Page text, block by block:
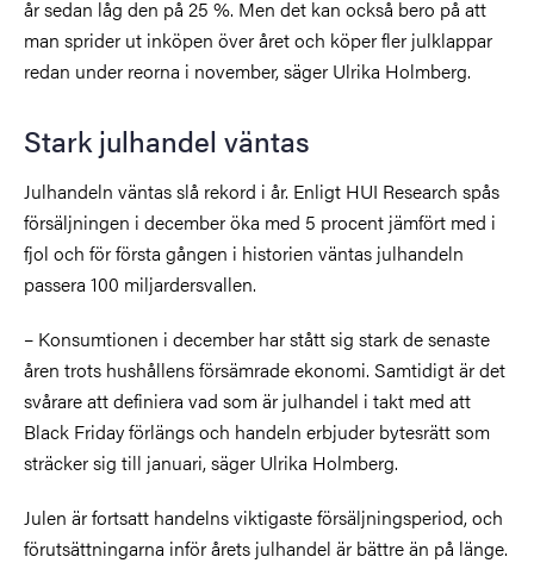
år sedan låg den på 25 %. Men det kan också bero på att
man sprider ut inköpen över året och köper fler julklappar
redan under reorna i november, säger Ulrika Holmberg.
Stark julhandel väntas
Julhandeln väntas slå rekord i år. Enligt HUI Research spås
försäljningen i december öka med 5 procent jämfört med i
fjol och för första gången i historien väntas julhandeln
passera 100 miljardersvallen.
– Konsumtionen i december har stått sig stark de senaste
åren trots hushållens försämrade ekonomi. Samtidigt är det
svårare att definiera vad som är julhandel i takt med att
Black Friday förlängs och handeln erbjuder bytesrätt som
sträcker sig till januari, säger Ulrika Holmberg.
Julen är fortsatt handelns viktigaste försäljningsperiod, och
förutsättningarna inför årets julhandel är bättre än på länge.